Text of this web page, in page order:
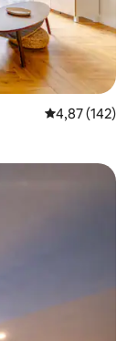
Gemiddelde
4,87 (142)